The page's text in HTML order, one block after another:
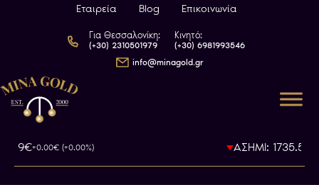
Εταιρεία Blog Επικοινωνία
Για Θεσσαλονίκη:
(+30) 2310501979
Κινητό:
(+30) 6981993546
info@minagold.gr
+0.00€ (+0.00%) ΑΣΗΜΙ: 1735.5€